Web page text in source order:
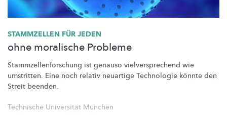
STAMMZELLEN FÜR JEDEN
ohne moralische Probleme
Stammzellenforschung ist genauso vielversprechend wie
umstritten. Eine noch relativ neuartige Technologie könnte den
Streit beenden.
Technische Universität München